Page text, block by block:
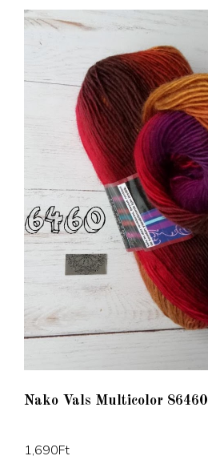
Nako Vals Multicolor 86460
1,690Ft